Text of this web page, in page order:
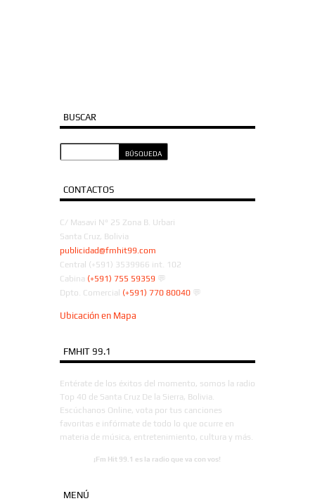
BUSCAR
CONTACTOS
C/ Masavi N° 25 Zona B. Urbari
Santa Cruz, Bolivia
publicidad@fmhit99.com
Central (+591) 3539966 int. 102
Cabina (+591) 755 59359💬
Dpto. Comercial (+591) 770 80040💬
Ubicación en Mapa
FMHIT 99.1
Entérate de los éxitos del momento, somos la radio
Top 40 de Santa Cruz De la Sierra, Bolivia.
Escúchanos Online, vota por tus canciones
favoritas e infórmate de todo lo que ocurre en
materia de música, entretenimiento, cultura y más.
¡Fm Hit 99.1 es la radio que va con vos!
MENÚ